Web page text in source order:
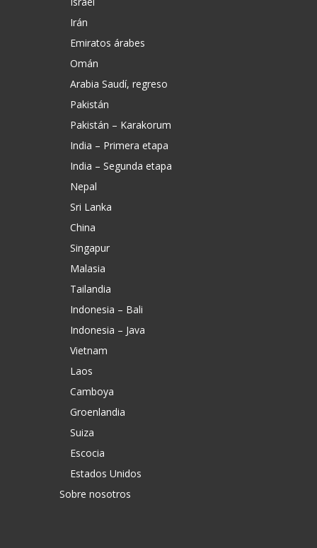
Irán
Emiratos árabes
Omán
Arabia Saudí, regreso
Pakistán
Pakistán – Karakorum
India – Primera etapa
India – Segunda etapa
Nepal
Sri Lanka
China
Singapur
Malasia
Tailandia
Indonesia – Bali
Indonesia – Java
Vietnam
Laos
Camboya
Groenlandia
Suiza
Escocia
Estados Unidos
Sobre nosotros